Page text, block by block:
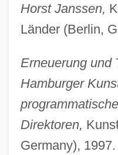
Horst Janssen,
Länder (Berlin,
Erneuerung und
Hamburger
Direktoren,
Germany), 1997.